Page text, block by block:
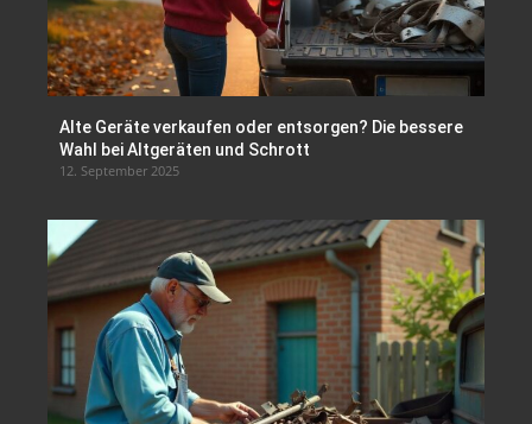
Alte Geräte verkaufen oder entsorgen? Die bessere
Wahl bei Altgeräten und Schrott
12. September 2025